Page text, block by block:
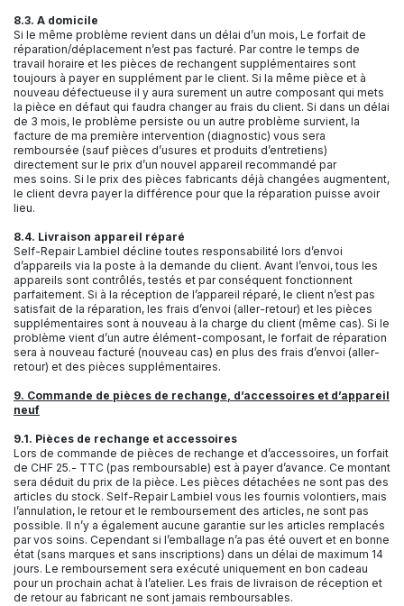
8.3. A domicile
Si le même problème revient dans un délai d’un mois, Le forfait de
réparation/déplacement n’est pas facturé. Par contre le temps de
travail horaire et les pièces de rechangent supplémentaires sont
toujours à payer en supplément par le client. Si la même pièce et à
nouveau défectueuse il y aura surement un autre composant qui mets
la pièce en défaut qui faudra changer au frais du client. Si dans un délai
de 3 mois, le problème persiste ou un autre problème survient, la
facture de ma première intervention (diagnostic) vous sera
remboursée (sauf pièces d’usures et produits d’entretiens)
directement sur le prix d’un nouvel appareil recommandé par
mes soins. Si le prix des pièces fabricants déjà changées augmentent,
le client devra payer la différence pour que la réparation puisse avoir
lieu.
8.4. Livraison appareil réparé
Self-Repair Lambiel décline toutes responsabilité lors d’envoi
d’appareils via la poste à la demande du client. Avant l’envoi, tous les
appareils sont contrôlés, testés et par conséquent fonctionnent
parfaitement. Si à la réception de l’appareil réparé, le client n’est pas
satisfait de la réparation, les frais d’envoi (aller-retour) et les pièces
supplémentaires sont à nouveau à la charge du client (même cas). Si le
problème vient d’un autre élément-composant, le forfait de réparation
sera à nouveau facturé (nouveau cas) en plus des frais d’envoi (aller-
retour) et des pièces supplémentaires.
9. Commande de pièces de rechange, d’accessoires et d’appareil
neuf
9.1. Pièces de rechange et accessoires
Lors de commande de pièces de rechange et d’accessoires, un forfait
de CHF 25.- TTC (pas remboursable) est à payer d’avance. Ce montant
sera déduit du prix de la pièce. Les pièces détachées ne sont pas des
articles du stock. Self-Repair Lambiel vous les fournis volontiers, mais
l’annulation, le retour et le remboursement des articles, ne sont pas
possible. Il n’y a également aucune garantie sur les articles remplacés
par vos soins. Cependant si l’emballage n’a pas été ouvert et en bonne
état (sans marques et sans inscriptions) dans un délai de maximum 14
jours. Le remboursement sera exécuté uniquement en bon cadeau
pour un prochain achat à l’atelier. Les frais de livraison de réception et
de retour au fabricant ne sont jamais remboursables.